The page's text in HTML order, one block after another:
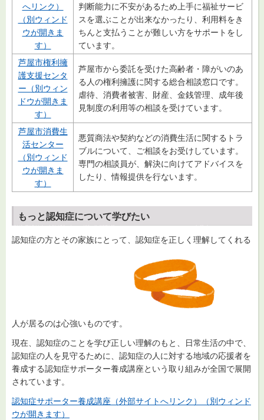
へリンク）
（別ウィンド
ウが開きま
す）
判断能力に不安があるため上手に福祉サービ
スを選ぶことが出来なかったり、利用料をき
ちんと支払うことが難しい方をサポートをし
ています。
芦屋市権利擁
護支援センタ
ー（別ウィン
ドウが開きま
す）
芦屋市から委託を受けた高齢者・障がいのあ
る人の権利擁護に関する総合相談窓口です。
虐待、消費者被害、財産、金銭管理、成年後
見制度の利用等の相談を受けています。
芦屋市消費生
活センター
（別ウィンド
ウが開きま
す）
悪質商法や契約などの消費生活に関するトラ
ブルについて、ご相談をお受けしています。
専門の相談員が、解決に向けてアドバイスを
したり、情報提供を行ないます。
もっと認知症について学びたい
認知症の方とその家族にとって、認知症を正しく理解してくれる
人が居るのは心強いものです。
現在、認知症のことを学び正しい理解のもと、日常生活の中で、
認知症の人を見守るために、認知症の人に対する地域の応援者を
養成する認知症サポーター養成講座という取り組みが全国で展開
されています。
認知症サポーター養成講座（外部サイトへリンク）（別ウィンド
ウが開きます）